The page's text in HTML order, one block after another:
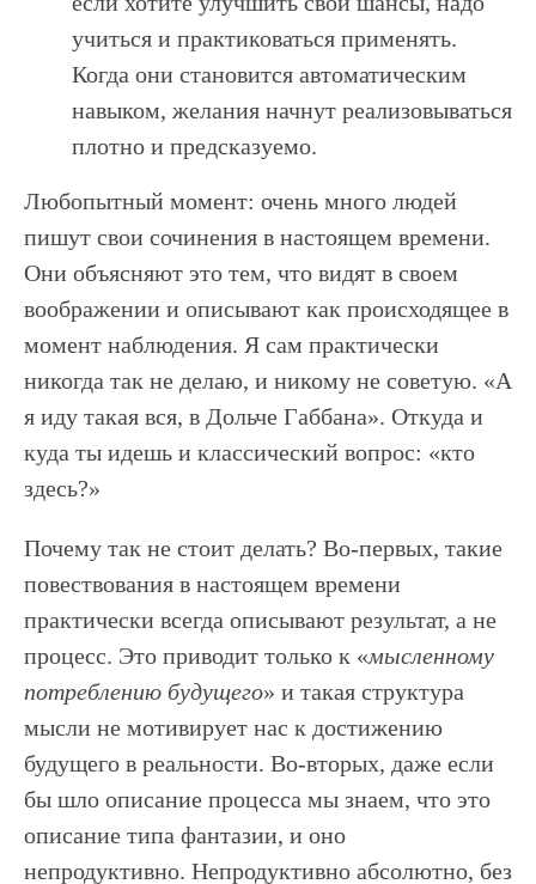
учиться и практиковаться применять.
Когда они становится автоматическим
навыком, желания начнут реализовываться
плотно и предсказуемо.
Любопытный момент: очень много людей
пишут свои сочинения в настоящем времени.
Они объясняют это тем, что видят в своем
воображении и описывают как происходящее в
момент наблюдения. Я сам практически
никогда так не делаю, и никому не советую. «А
я иду такая вся, в Дольче Габбана». Откуда и
куда ты идешь и классический вопрос: «кто
здесь?»
Почему так не стоит делать? Во-первых, такие
повествования в настоящем времени
практически всегда описывают результат, а не
процесс. Это приводит только к «мысленному
потреблению будущего» и такая структура
мысли не мотивирует нас к достижению
будущего в реальности. Во-вторых, даже если
бы шло описание процесса мы знаем, что это
описание типа фантазии, и оно
непродуктивно. Непродуктивно абсолютно, без